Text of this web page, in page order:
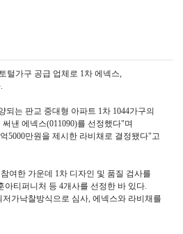
털가구 공급 업체로 1차 에넥스,
되는 판교 중대형 아파트 1차 1044가구의
낸 에넥스(011090)를 선정했다"며
5000만원을 제시한 라비채로 결정됐다"고
여한 가운데 1차 디자인 및 품질 검사를
아티퍼니처 등 4개사를 선정한 바 있다.
가낙찰방식으로 심사, 에넥스와 라비채를